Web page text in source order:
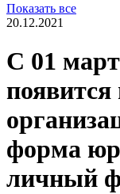
Показать все
20.12.2021
С 01
появится
форма
личный